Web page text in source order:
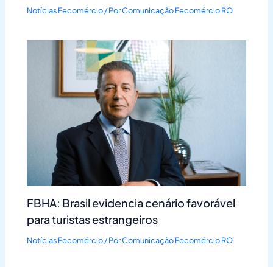
Notícias Fecomércio/ PorComunicação Fecomércio RO
FBHA: Brasil evidencia cenário favorável
para turistas estrangeiros
Notícias Fecomércio/ PorComunicação Fecomércio RO